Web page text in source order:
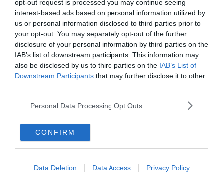
opt-out request is processed you may continue seeing
interest-based ads based on personal information utilized by
us or personal information disclosed to third parties prior to
your opt-out. You may separately opt-out of the further
disclosure of your personal information by third parties on the
IAB’s list of downstream participants. This information may
also be disclosed by us to third parties on the IAB’s List of
Downstream Participants that may further disclose it to other
Personal Data Processing Opt Outs
CONFIRM
Data Deletion Data Access Privacy Policy
provocazioni, no litigi tra gli utenti, no offese..."
Tonarelli poi fa un riferimento alla lettera della cittadina
pontederese: "Seguiamo ogni commento nei post
scrupolosamente, controlliamo ogni singola richiesta di accesso ed
ogni singolo post viene approvato e verificato , ma vorrei
ricordare che è un lavoro gratuito, che siamo cittadini come voi e
non abbiamo nessuna qualifica particolarese non l'amore per
la nostra città ed il rispetto altrui, quindila richiesta dell'utente è
lecita, ma è pur vero che siamo su un Social Network e dovrebbe
responsabilità ed il capire che anche qui si è sul reale".
I commenti scritti su internet sono passibili di denuncia
aggiunto Tonarelli - e gli
rappresentanti legali del gruppo stesso
, poiché la legge non ammette ignoranza, la
diffamazione è reato. Si convive felicemente appunto per la